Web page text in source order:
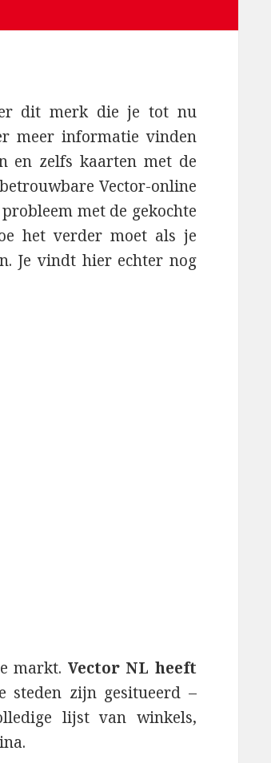
dit merk die je tot nu
meer informatie vinden
en zelfs kaarten met de
Vector-online
met de gekochte
het verder moet als je
Je vindt hier echter nog
markt. Vector NL heeft
steden zijn gesitueerd –
lijst van winkels,